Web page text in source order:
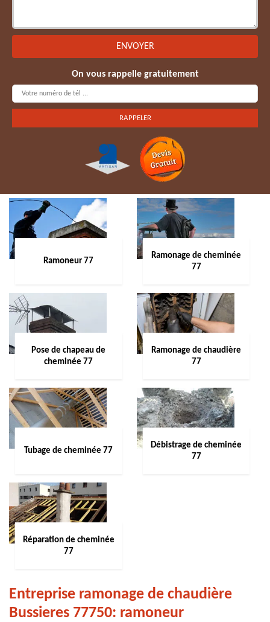
On vous rappelle gratuitement
Ramoneur 77
Ramonage de cheminée
77
Pose de chapeau de
cheminée 77
Ramonage de chaudière
77
Tubage de cheminée 77
Débistrage de cheminée
77
Réparation de cheminée
77
Entreprise ramonage de chaudière
Bussieres 77750: ramoneur